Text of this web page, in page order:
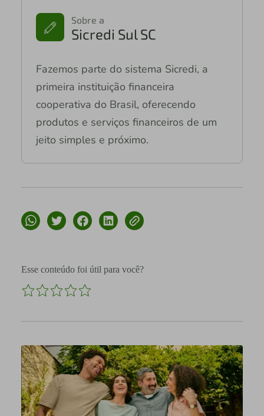
Sobre a
Sicredi Sul SC
Fazemos parte do sistema Sicredi, a
primeira instituição financeira
cooperativa do Brasil, oferecendo
produtos e serviços financeiros de um
jeito simples e próximo.
Esse conteúdo foi útil para você?